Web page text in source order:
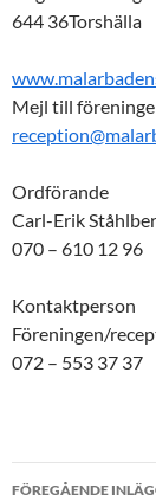
644 36Torshälla
Mejl till
Ordförande
Carl-Erik
070 – 610 12 96
Kontaktperson
Föreningen/
072 – 553 37 37
FÖREGÅENDE